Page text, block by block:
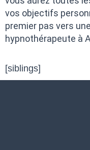
vos objectifs
premier pas vers
hypnothérapeute à
[siblings]